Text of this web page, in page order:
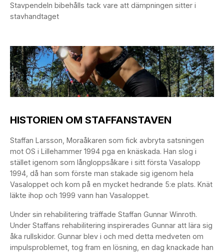
Stavpendeln bibehålls tack vare att dämpningen sitter i
stavhandtaget
HISTORIEN OM STAFFANSTAVEN
Staffan Larsson, Moraåkaren som fick avbryta satsningen
mot OS i Lillehammer 1994 pga en knäskada. Han slog i
stället igenom som långloppsåkare i sitt första Vasalopp
1994, då han som förste man stakade sig igenom hela
Vasaloppet och kom på en mycket hedrande 5:e plats. Knät
läkte ihop och 1999 vann han Vasaloppet.
Under sin rehabilitering träffade Staffan Gunnar Winroth.
Under Staffans rehabilitering inspirerades Gunnar att lära sig
åka rullskidor. Gunnar blev i och med detta medveten om
impulsproblemet, tog fram en lösning, en dag knackade han